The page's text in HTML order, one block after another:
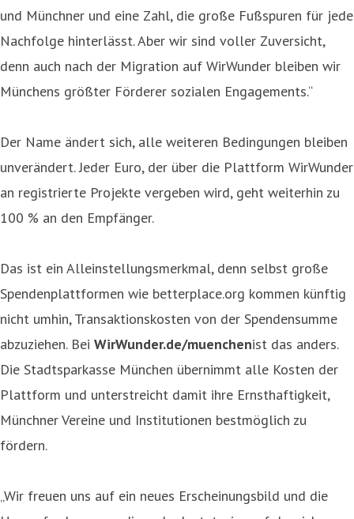
und Münchner und eine Zahl, die große Fußspuren für jede
Nachfolge hinterlässt. Aber wir sind voller Zuversicht,
denn auch nach der Migration auf WirWunder bleiben wir
Münchens größter Förderer sozialen Engagements.“
Der Name ändert sich, alle weiteren Bedingungen bleiben
unverändert. Jeder Euro, der über die Plattform WirWunder
an registrierte Projekte vergeben wird, geht weiterhin zu
100 % an den Empfänger.
Das ist ein Alleinstellungsmerkmal, denn selbst große
Spendenplattformen wie betterplace.org kommen künftig
nicht umhin, Transaktionskosten von der Spendensumme
abzuziehen. Bei WirWunder.de/muenchenist das anders.
Die Stadtsparkasse München übernimmt alle Kosten der
Plattform und unterstreicht damit ihre Ernsthaftigkeit,
Münchner Vereine und Institutionen bestmöglich zu
fördern.
„Wir freuen uns auf ein neues Erscheinungsbild und die